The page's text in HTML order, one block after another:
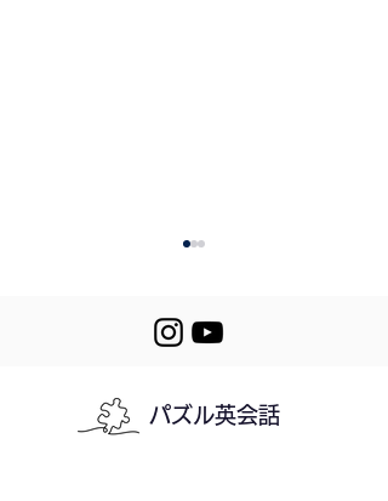
534. A Friend Who’s
パズル英会話